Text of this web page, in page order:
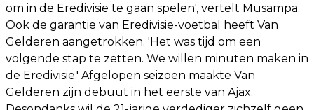
om in de Eredivisie te gaan spelen', vertelt Musampa.
Ook de garantie van Eredivisie-voetbal heeft Van
Gelderen aangetrokken. 'Het was tijd om een
volgende stap te zetten. We willen minuten maken in
de Eredivisie.' Afgelopen seizoen maakte Van
Gelderen zijn debuut in het eerste van Ajax.